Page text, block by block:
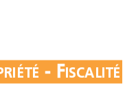
OPROPRIÉTÉ - F ISCALITÉ